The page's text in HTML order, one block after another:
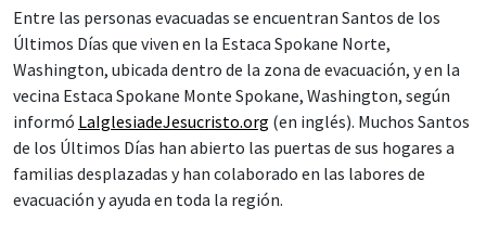
Entre las personas evacuadas se encuentran Santos de los
Últimos Días que viven en la Estaca Spokane Norte,
Washington, ubicada dentro de la zona de evacuación, y en la
vecina Estaca Spokane Monte Spokane, Washington, según
informó LaIglesiadeJesucristo.org (en inglés). Muchos Santos
de los Últimos Días han abierto las puertas de sus hogares a
familias desplazadas y han colaborado en las labores de
evacuación y ayuda en toda la región.